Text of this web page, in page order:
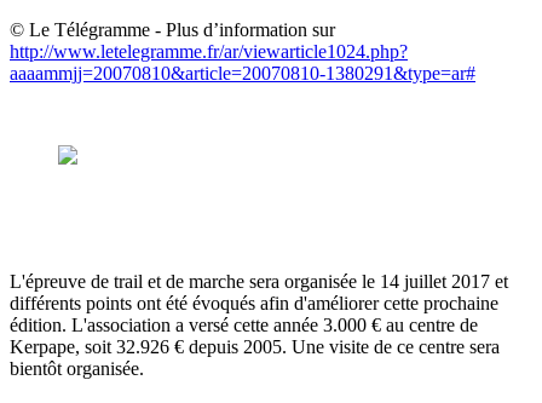
© Le Télégramme - Plus d’information sur
http://www.letelegramme.fr/ar/viewarticle1024.php?
aaaammjj=20070810&article=20070810-1380291&type=ar#
L'épreuve de trail et de marche sera organisée le 14 juillet 2017 et
différents points ont été évoqués afin d'améliorer cette prochaine
édition. L'association a versé cette année 3.000 € au centre de
Kerpape, soit 32.926 € depuis 2005. Une visite de ce centre sera
bientôt organisée.